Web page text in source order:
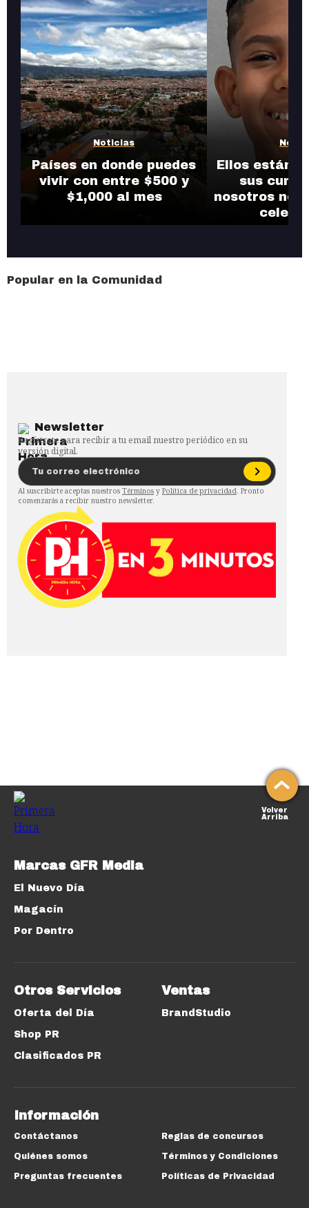
Noticias
Países en donde puedes
vivir con entre $500 y
$1,000 al mes
Ellos están
sus
nosotros nos
Popular en la Comunidad
Newsletter
Regístrate para recibir a tu email nuestro periódico en su
versión digital.
Al suscribirte aceptas nuestros Términos y Política de privacidad. Pronto
comenzarás a recibir nuestro newsletter.
Volver
Arriba
Marcas GFR Media
El Nuevo Día
Magacín
Por Dentro
Otros Servicios
Oferta del Día
Shop PR
Clasificados PR
Ventas
BrandStudio
Información
Contáctanos
Quiénes somos
Preguntas frecuentes
Reglas de concursos
Términos y Condiciones
Políticas de Privacidad